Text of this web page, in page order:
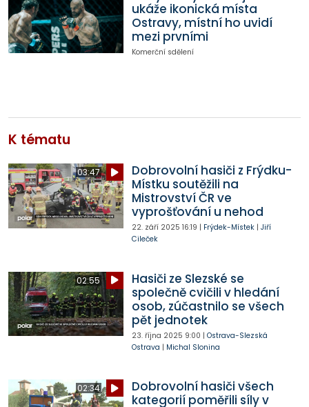
ukáže ikonická místa
Ostravy, místní ho uvidí
mezi prvními
Komerční sdělení
K tématu
03:47
Dobrovolní hasiči z Frýdku-
Místku soutěžili na
Mistrovství ČR ve
vyprošťování u nehod
22. září 2025 16:19 | Frýdek-Místek| Jiří
Cileček
02:55
Hasiči ze Slezské se
společně cvičili v hledání
osob, zúčastnilo se všech
pět jednotek
23. října 2025 9:00 | Ostrava-Slezská
Ostrava | Michal Slonina
02:34
Dobrovolní hasiči všech
kategorií poměřili síly v